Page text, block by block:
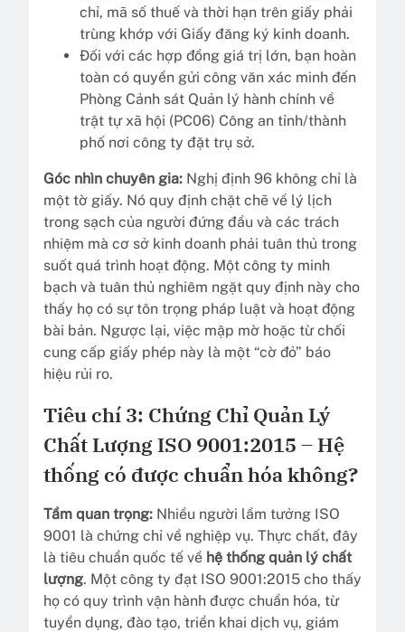
chỉ, mã số thuế và thời hạn trên giấy phải
trùng khớp với Giấy đăng ký kinh doanh.
Đối với các hợp đồng giá trị lớn, bạn hoàn
toàn có quyền gửi công văn xác minh đến
Phòng Cảnh sát Quản lý hành chính về
trật tự xã hội (PC06) Công an tỉnh/thành
phố nơi công ty đặt trụ sở.
Góc nhìn chuyên gia: Nghị định 96 không chỉ là
một tờ giấy. Nó quy định chặt chẽ về lý lịch
trong sạch của người đứng đầu và các trách
nhiệm mà cơ sở kinh doanh phải tuân thủ trong
suốt quá trình hoạt động. Một công ty minh
bạch và tuân thủ nghiêm ngặt quy định này cho
thấy họ có sự tôn trọng pháp luật và hoạt động
bài bản. Ngược lại, việc mập mờ hoặc từ chối
cung cấp giấy phép này là một “cờ đỏ” báo
hiệu rủi ro.
Tiêu chí 3: Chứng Chỉ Quản Lý
Chất Lượng ISO 9001:2015 – Hệ
thống có được chuẩn hóa không?
Tầm quan trọng: Nhiều người lầm tưởng ISO
9001 là chứng chỉ về nghiệp vụ. Thực chất, đây
là tiêu chuẩn quốc tế về hệ thống quản lý chất
lượng. Một công ty đạt ISO 9001:2015 cho thấy
họ có quy trình vận hành được chuẩn hóa, từ
tuyển dụng, đào tạo, triển khai dịch vụ, giám